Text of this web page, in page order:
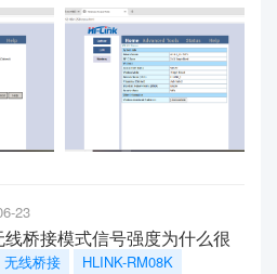
23
桥接模式信号强度为什么很
无线桥接 HLINK-RM08K